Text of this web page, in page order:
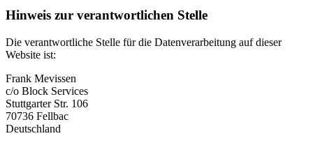
Hinweis zur verantwortlichen Stelle
Die verantwortliche Stelle für die Datenverarbeitung auf dieser
Website ist:
Frank Mevissen
c/o Block Services
Stuttgarter Str. 106
70736 Fellbac
Deutschland